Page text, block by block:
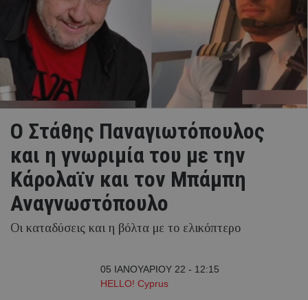
Ο Στάθης Παναγιωτόπουλος
και η γνωριμία του με την
Κάρολαϊν και τον Μπάμπη
Αναγνωστόπουλο
Οι καταδύσεις και η βόλτα με το ελικόπτερο
05 ΙΑΝΟΥΑΡΙΟΥ 22 - 12:15
HELLO! Cyprus